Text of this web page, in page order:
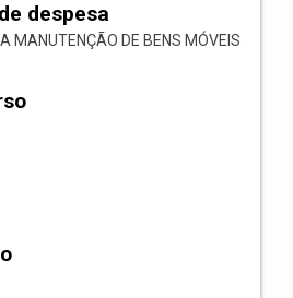
despesa
MANUTENÇÃO DE BENS MÓVEIS